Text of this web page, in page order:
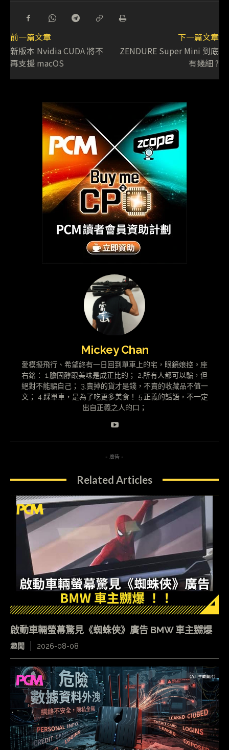
前一篇文章
新版本 Nvidia CUDA 將不
再支援 macOS
下一篇文章
ZENDURE Super Mini 到底
有幾細 ?
Mickey Chan
愛模擬飛行、希望終有一日回到單車上的宅，眼鏡娘控。座
右銘： 1.膽固醇跟美味是成正比的； 2.所有人都可以騙，但
絕對不能騙自己； 3.賣掉的貨才是錢，不賣的收藏品不值一
文； 4.踩單車，是為了吃更多美食！ 5.正義的話語，不一定
出自正義之人的口；
- 廣告 -
Related Articles
啟動車輛螢幕驚見《蜘蛛俠》廣告 BMW 車主嬲爆
趣聞 2026-08-08